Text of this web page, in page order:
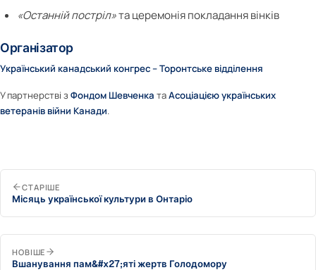
«Останній постріл»та церемонія покладання вінків
Організатор
Український канадський конгрес – Торонтське відділення
У партнерстві з Фондом Шевченка таАсоціацією українських
ветеранів війни Канади.
СТАРІШЕ
Місяць української культури в Онтаріо
НОВІШЕ
Вшанування пам&#x27;яті жертв Голодомору